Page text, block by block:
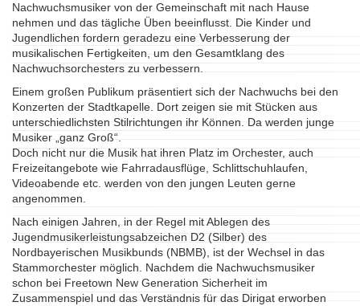
Nachwuchsmusiker von der Gemeinschaft mit nach Hause
nehmen und das tägliche Üben beeinflusst. Die Kinder und
Jugendlichen fordern geradezu eine Verbesserung der
musikalischen Fertigkeiten, um den Gesamtklang des
Nachwuchsorchesters zu verbessern.
Einem großen Publikum präsentiert sich der Nachwuchs bei den
Konzerten der Stadtkapelle. Dort zeigen sie mit Stücken aus
unterschiedlichsten Stilrichtungen ihr Können. Da werden junge
Musiker „ganz Groß“.
Doch nicht nur die Musik hat ihren Platz im Orchester, auch
Freizeitangebote wie Fahrradausflüge, Schlittschuhlaufen,
Videoabende etc. werden von den jungen Leuten gerne
angenommen.
Nach einigen Jahren, in der Regel mit Ablegen des
Jugendmusikerleistungsabzeichen D2 (Silber) des
Nordbayerischen Musikbunds (NBMB), ist der Wechsel in das
Stammorchester möglich. Nachdem die Nachwuchsmusiker
schon bei Freetown New Generation Sicherheit im
Zusammenspiel und das Verständnis für das Dirigat erworben